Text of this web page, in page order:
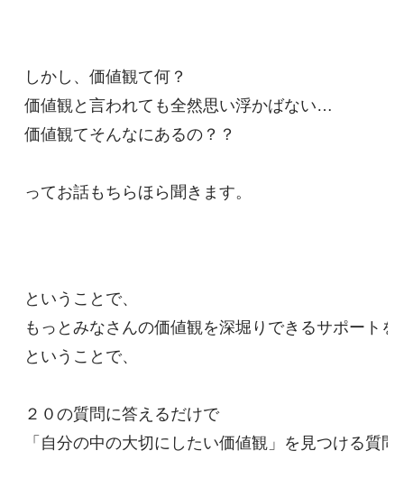
しかし、価値観て何？
価値観と言われても全然思い浮かばない…
価値観てそんなにあるの？？
ってお話もちらほら聞きます。
ということで、
もっとみなさんの価値観を深堀りできるサポートを
ということで、
２０の質問に答えるだけで
「自分の中の大切にしたい価値観」を見つける質